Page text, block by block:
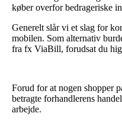
køber overfor bedrageriske
Generelt slår vi et slag for
mobilen. Som alternativ
fra fx ViaBill, forudsat du
Forud for at nogen shopper
betragte forhandlerens
arbejde.